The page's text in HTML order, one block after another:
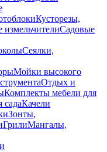
Кусторезы,
Садовые
Сеялки,
Мойки высокого
Отдых и
Комплекты мебели для
садаКачели
Зонты,
ГрилиМангалы,